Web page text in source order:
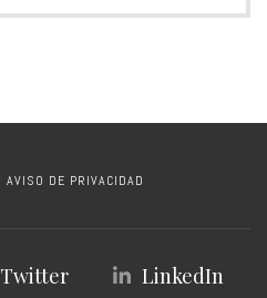
AVISO DE PRIVACIDAD
Twitter
LinkedIn